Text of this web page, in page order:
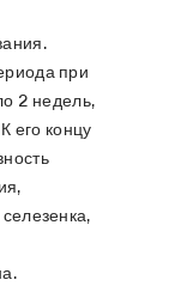
при
2 недель,
его концу